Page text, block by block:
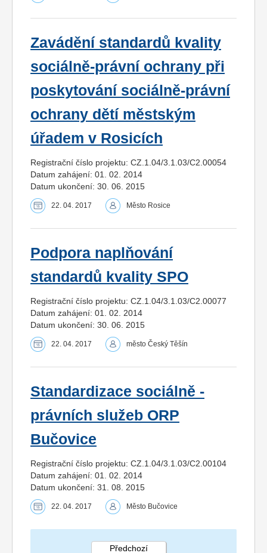
Zavádění standardů kvality
sociálně-právní ochrany při
poskytování sociálně-právní
ochrany dětí městským
úřadem v Rosicích
Registrační číslo projektu: CZ.1.04/3.1.03/C2.00054
Datum zahájení: 01. 02. 2014
Datum ukončení: 30. 06. 2015
22. 04. 2017 Město Rosice
Podpora naplňování
standardů kvality SPO
Registrační číslo projektu: CZ.1.04/3.1.03/C2.00077
Datum zahájení: 01. 02. 2014
Datum ukončení: 30. 06. 2015
22. 04. 2017 město Český Těšín
Standardizace sociálně -
právních služeb ORP
Bučovice
Registrační číslo projektu: CZ.1.04/3.1.03/C2.00104
Datum zahájení: 01. 02. 2014
Datum ukončení: 31. 08. 2015
22. 04. 2017 Město Bučovice
Předchozí